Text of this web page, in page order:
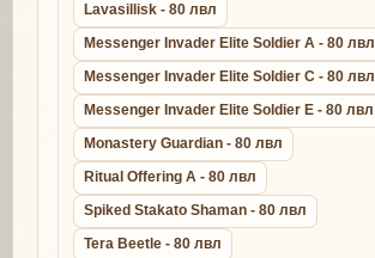
Lavasillisk - 80 лвл
Messenger Invader Elite Soldier A - 80 лвл
Messenger Invader Elite Soldier C - 80 лвл
Messenger Invader Elite Soldier E - 80 лвл
Monastery Guardian - 80 лвл
Ritual Offering A - 80 лвл
Spiked Stakato Shaman - 80 лвл
Tera Beetle - 80 лвл